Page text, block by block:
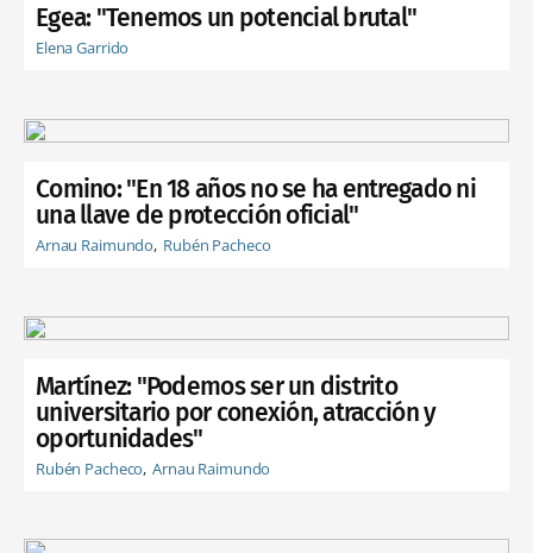
Egea: "Tenemos un potencial brutal"
Elena Garrido
Comino: "En 18 años no se ha entregado ni
una llave de protección oficial"
Arnau Raimundo Rubén Pacheco
Martínez: "Podemos ser un distrito
universitario por conexión, atracción y
oportunidades"
Rubén Pacheco Arnau Raimundo